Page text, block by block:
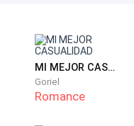
MI MEJOR CASUALIDAD
Goriel
Romance